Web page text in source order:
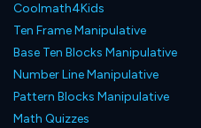
Coolmath4Kids
Ten Frame Manipulative
Base Ten Blocks Manipulative
Number Line Manipulative
Pattern Blocks Manipulative
Math Quizzes